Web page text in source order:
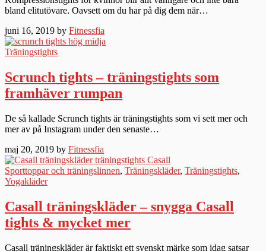
bland elitutövare. Oavsett om du har på dig dem när…
juni 16, 2019 by Fitnessfia
Träningstights
Scrunch tights – träningstights som
framhäver rumpan
De så kallade Scrunch tights är träningstights som vi sett mer och
mer av på Instagram under den senaste…
maj 20, 2019 by Fitnessfia
Sporttoppar och träningslinnen, Träningskläder, Träningstights,
Yogakläder
Casall träningskläder – snygga Casall
tights & mycket mer
Casall träningskläder är faktiskt ett svenskt märke som idag satsar